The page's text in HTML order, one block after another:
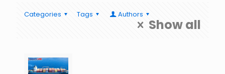
Categories Tags Authors
Show all